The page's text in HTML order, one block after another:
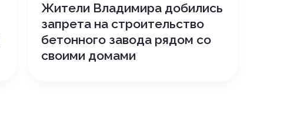
Жители Владимира добились
запрета на строительство
бетонного завода рядом со
своими домами